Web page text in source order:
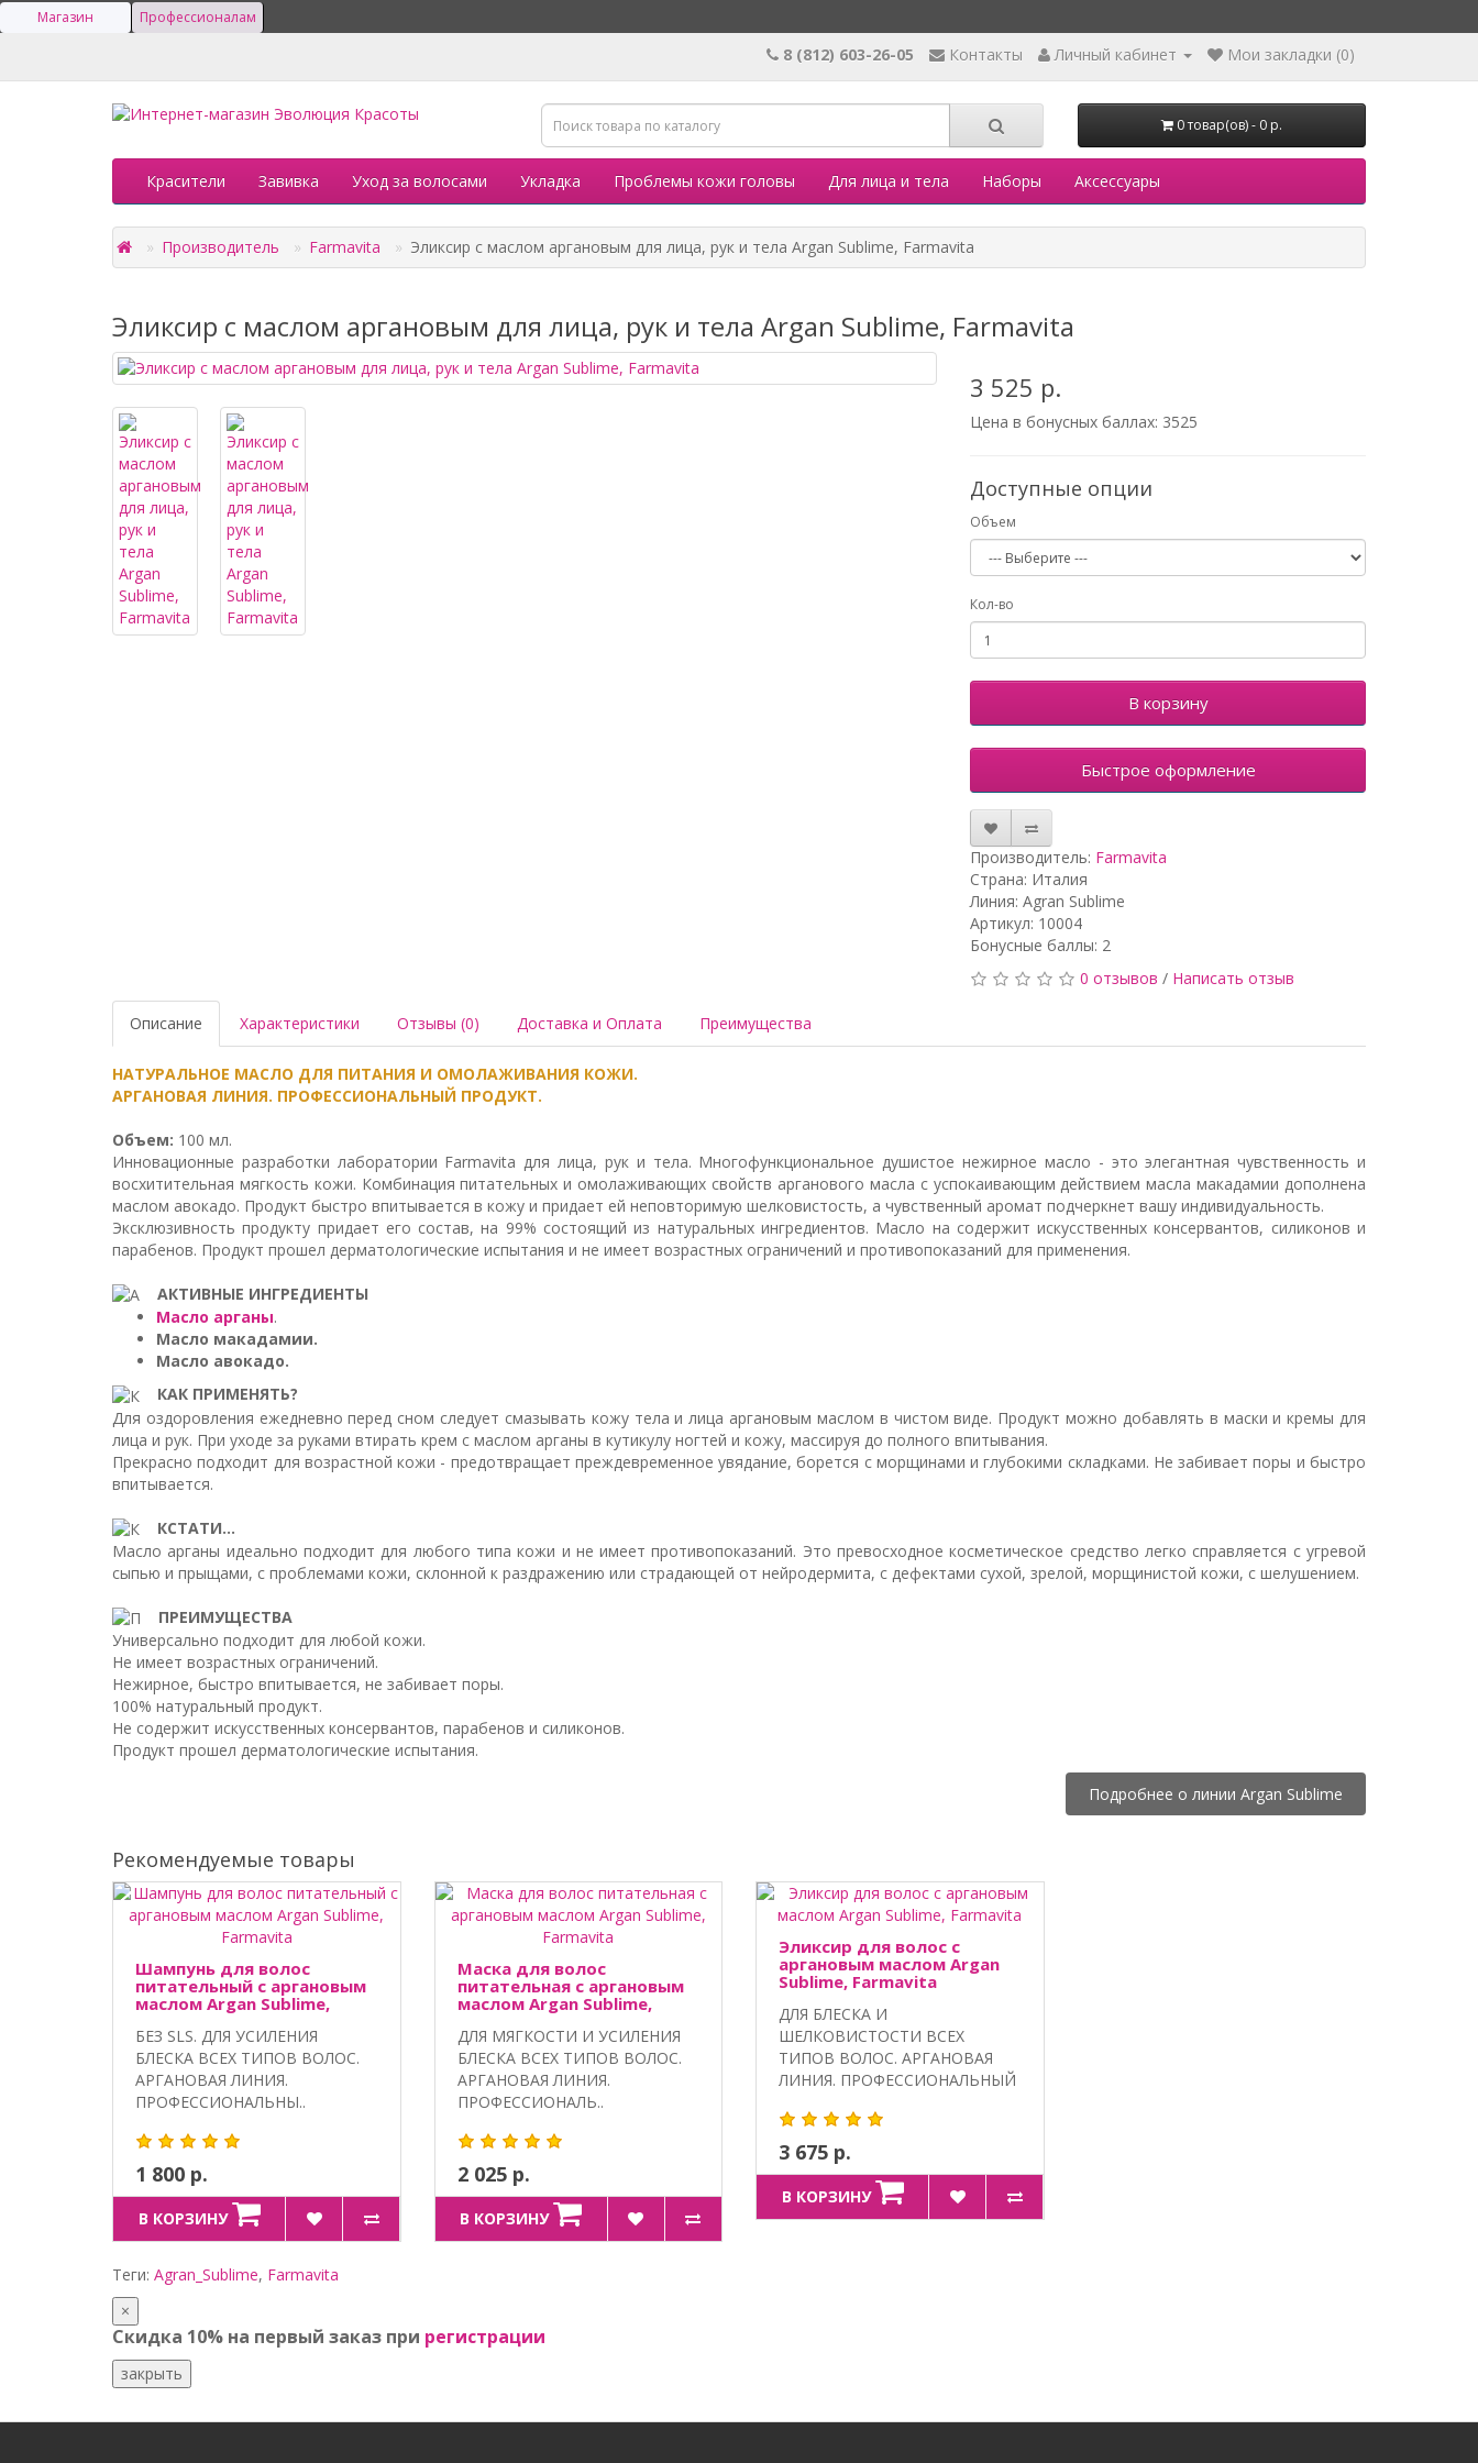
Магазин Профессионалам
8 (812) 603-26-05 Контакты Личный кабинет Мои закладки (0)
0 товар(ов) - 0 р.
Красители Завивка Уход за волосами Укладка Проблемы кожи головы Для лица и тела Наборы Аксессуары
Производитель Farmavita Эликсир с маслом аргановым для лица, рук и тела Аrgan Sublime, Farmavita
Эликсир с маслом аргановым для лица, рук и тела Аrgan Sublime, Farmavita
3 525 р.
Цена в бонусных баллах: 3525
Доступные опции
Объем
Кол-во
В корзину
Быстрое оформление
Производитель: Farmavita
Страна: Италия
Линия: Agran Sublime
Артикул: 10004
Бонусные баллы: 2
0 отзывов / Написать отзыв
Описание Характеристики Отзывы (0) Доставка и Оплата Преимущества
НАТУРАЛЬНОЕ МАСЛО ДЛЯ ПИТАНИЯ И ОМОЛАЖИВАНИЯ КОЖИ.
АРГАНОВАЯ ЛИНИЯ. ПРОФЕССИОНАЛЬНЫЙ ПРОДУКТ.
Объем: 100 мл.
Инновационные разработки лаборатории Farmavita для лица, рук и тела. Многофункциональное душистое нежирное масло - это элегантная чувственность и
восхитительная мягкость кожи. Комбинация питательных и омолаживающих свойств арганового масла с успокаивающим действием масла макадамии дополнена
маслом авокадо. Продукт быстро впитывается в кожу и придает ей неповторимую шелковистость, а чувственный аромат подчеркнет вашу индивидуальность.
Эксклюзивность продукту придает его состав, на 99% состоящий из натуральных ингредиентов. Масло на содержит искусcтвенных консервантов, силиконов и
парабенов. Продукт прошел дерматологические испытания и не имеет возрастных ограничений и противопоказаний для применения.
АКТИВНЫЕ ИНГРЕДИЕНТЫ
Масло арганы.
Масло макадамии.
Масло авокадо.
КАК ПРИМЕНЯТЬ?
Для оздоровления ежедневно перед сном следует смазывать кожу тела и лица аргановым маслом в чистом виде. Продукт можно добавлять в маски и кремы для
лица и рук. При уходе за руками втирать крем с маслом арганы в кутикулу ногтей и кожу, массируя до полного впитывания.
Прекрасно подходит для возрастной кожи - предотвращает преждевременное увядание, борется с морщинами и глубокими складками. Не забивает поры и быстро
впитывается.
КСТАТИ...
Масло арганы идеально подходит для любого типа кожи и не имеет противопоказаний. Это превосходное косметическое средство легко справляется с угревой
сыпью и прыщами, с проблемами кожи, склонной к раздражению или страдающей от нейродермита, с дефектами сухой, зрелой, морщинистой кожи, с шелушением.
ПРЕИМУЩЕСТВА
Универсально подходит для любой кожи.
Не имеет возрастных ограничений.
Нежирное, быстро впитывается, не забивает поры.
100% натуральный продукт.
Не содержит искусственных консервантов, парабенов и силиконов.
Продукт прошел дерматологические испытания.
Подробнее о линии Argan Sublime
Рекомендуемые товары
Шампунь для волос
питательный с аргановым
маслом Argan Sublime,
БЕЗ SLS. ДЛЯ УСИЛЕНИЯ
БЛЕСКА ВСЕХ ТИПОВ ВОЛОС.
АРГАНОВАЯ ЛИНИЯ.
ПРОФЕССИОНАЛЬНЫ..
1 800 р.
В КОРЗИНУ
Маска для волос
питательная с аргановым
маслом Argan Sublime,
ДЛЯ МЯГКОСТИ И УСИЛЕНИЯ
БЛЕСКА ВСЕХ ТИПОВ ВОЛОС.
АРГАНОВАЯ ЛИНИЯ.
ПРОФЕССИОНАЛЬ..
2 025 р.
В КОРЗИНУ
Эликсир для волос с
аргановым маслом Аrgan
Sublime, Farmavita
ДЛЯ БЛЕСКА И
ШЕЛКОВИСТОСТИ ВСЕХ
ТИПОВ ВОЛОС. АРГАНОВАЯ
ЛИНИЯ. ПРОФЕССИОНАЛЬНЫЙ
3 675 р.
В КОРЗИНУ
Теги: Agran_Sublime, Farmavita
×
Скидка 10% на первый заказ при регистрации
закрыть